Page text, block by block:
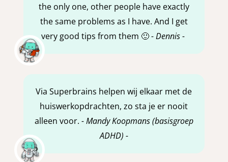
the only one, other people have exactly
the same problems as I have. And I get
very good tips from them 🙂- Dennis -
Via Superbrains helpen wij elkaar met de
huiswerkopdrachten, zo sta je er nooit
alleen voor. - Mandy Koopmans (basisgroep
ADHD) -